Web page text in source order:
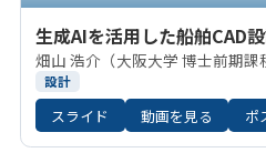
生成AIを活用した船舶CAD
畑山 浩介（大阪大学 博士前期課
設計
スライド 動画を見る ポ